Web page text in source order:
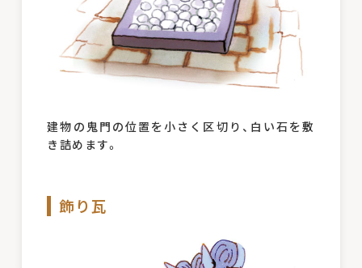
建物の鬼門の位置を小さく区切り、白い石を敷
き詰めます。
飾り瓦